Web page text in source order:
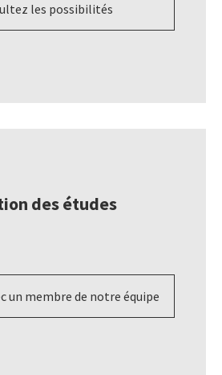
les possibilités
des études
un membre de notre équipe